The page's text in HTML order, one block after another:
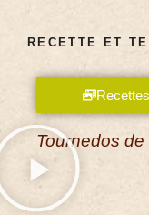
RECETTE ET
Tournedos